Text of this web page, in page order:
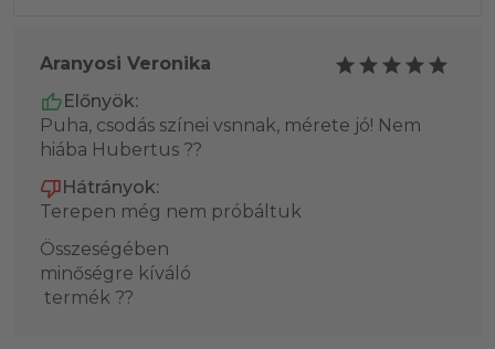
Aranyosi Veronika
Előnyök:
Puha, csodás színei vsnnak, mérete jó! Nem
hiába Hubertus ??
Hátrányok:
Terepen még nem próbáltuk
Összeségében
minőségre kíváló
termék ??